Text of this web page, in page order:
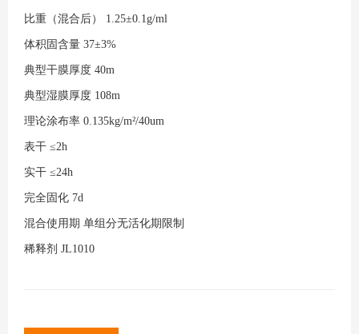
比重（混合后） 1.25±0.1g/ml
体积固含量 37±3%
典型干膜厚度 40m
典型湿膜厚度 108m
理论涂布率 0.135kg/m²/40um
表干 ≤2h
实干 ≤24h
完全固化 7d
混合使用期 单组分无活化期限制
稀释剂 JL1010